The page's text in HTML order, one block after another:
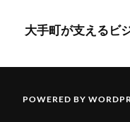
大手町が支えるビ
POWERED BY